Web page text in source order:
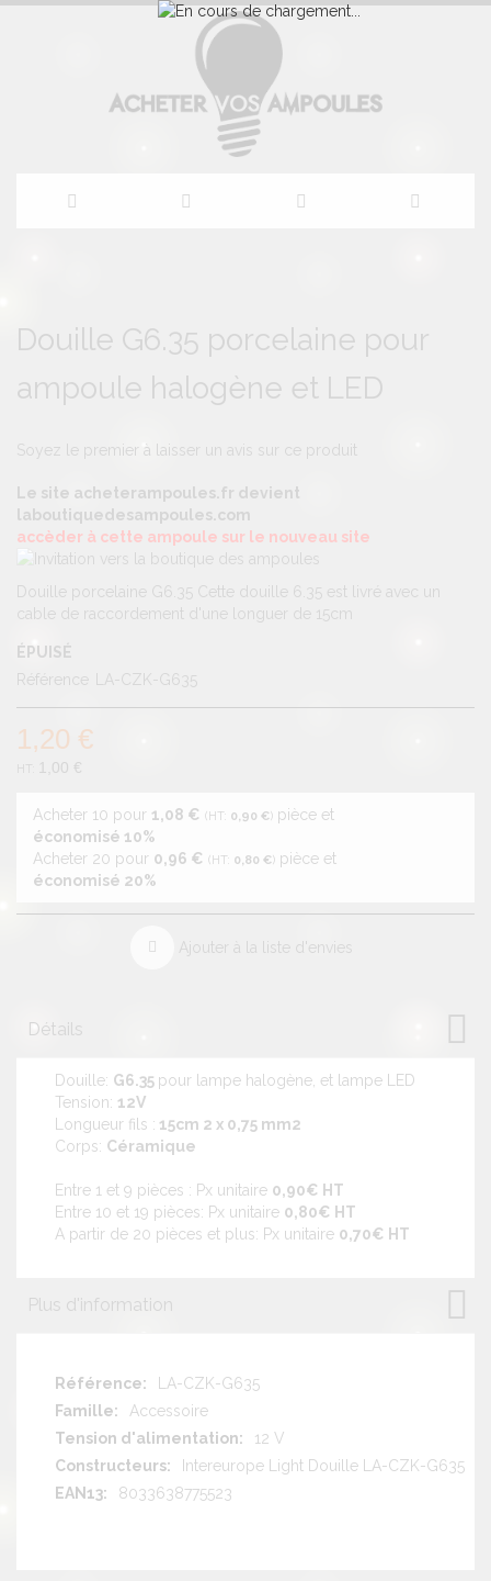
contenu
the
of
the
gallery
the
of
the
gallery
Douille G6.35 porcelaine pour
ampoule halogène et LED
Soyez le premier à laisser un avis sur ce produit
Le site acheterampoules.fr devient
laboutiquedesampoules.com
accèder à cette ampoule sur le nouveau site
Douille porcelaine G6.35 Cette douille 6.35 est livré avec un
cable de raccordement d'une longuer de 15cm
ÉPUISÉ
Référence
LA-CZK-G635
1,20 €
1,00 €
Acheter 10 pour 1,08 € 0,90 €
pièce et
économisé 10%
Acheter 20 pour 0,96 € 0,80 €
pièce et
économisé 20%
Ajouter à la liste d'envies
Détails
Douille: G6.35 pour lampe halogène, et lampe LED
Tension: 12V
Longueur fils : 15cm 2 x 0,75 mm2
Corps: Céramique
Entre 1 et 9 pièces : Px unitaire 0,90€ HT
Entre 10 et 19 pièces: Px unitaire 0,80€ HT
A partir de 20 pièces et plus: Px unitaire 0,70€ HT
Plus d'information
Plus
d'information
LA-CZK-G635
Accessoire
12 V
Intereurope Light Douille LA-CZK-G635
8033638775523